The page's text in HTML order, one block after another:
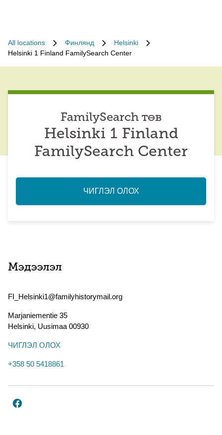
All locations Финлянд
Helsinki
Helsinki 1 Finland FamilySearch Center
FamilySearch төв
Helsinki 1 Finland
FamilySearch Center
ЧИГЛЭЛ ОЛОХ
Мэдээлэл
FI_Helsinki1@familyhistorymail.org
Marjaniementie 35
Helsinki, Uusimaa 00930
ЧИГЛЭЛ ОЛОХ
+358 50 5418861